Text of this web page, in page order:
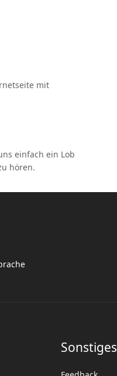
mit
einfach ein Lob
hören.
Sonstiges